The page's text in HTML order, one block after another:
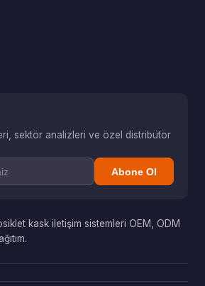
sektör analizleri ve özel distribütör
Abone Ol
kask iletişim sistemleri OEM, ODM